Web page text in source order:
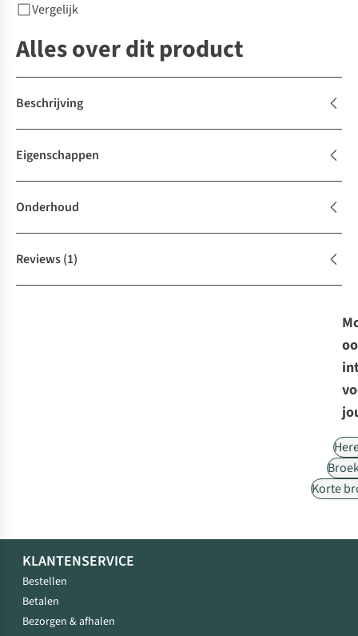
Vergelijk
Alles over dit product
Beschrijving
Eigenschappen
Onderhoud
Reviews(1)
Korte
KLANTENSERVICE
Bestellen
Betalen
Bezorgen & afhalen